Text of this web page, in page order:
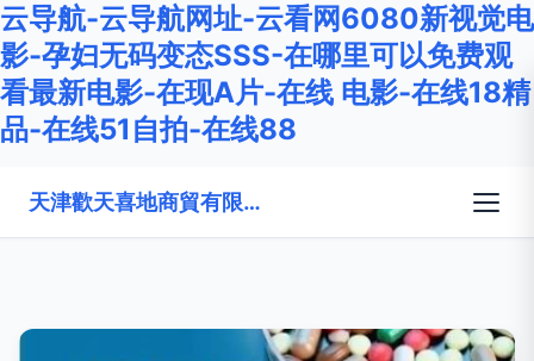
云导航-云导航网址-云看网6080新视觉电
影-孕妇无码变态SSS-在哪里可以免费观
看最新电影-在现A片-在线 电影-在线18精
品-在线51自拍-在线88
天津歡天喜地商貿有限公司